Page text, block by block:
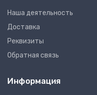
Наша деятельность
Доставка
Реквизиты
Обратная связь
Информация